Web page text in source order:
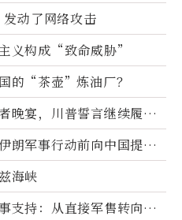
动了网络攻击
义构成“致命威胁”
的“茶壶”炼油厂？
晚宴，川普誓言继续履行
朗军事行动前向中国提供
像
海峡
支持：从直接军售转向间